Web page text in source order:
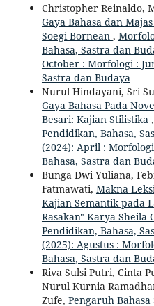
Christopher Reinaldo,
Gaya Bahasa dan
Soegi Bornean ,
Bahasa, Sastra dan
October : Morfologi :
Sastra dan Budaya
Nurul Hindayani, Sri
Gaya Bahasa Pada
Besari: Kajian Stilistika ,
Pendidikan, Bahasa,
(2024): April :
Bahasa, Sastra dan
Bunga Dwi Yuliana,
Fatmawati, Makna
Kajian Semantik pada
Rasakan" Karya Sheila
Pendidikan, Bahasa,
(2025): Agustus :
Bahasa, Sastra dan
Riva Sulsi Putri, Cinta
Nurul Kurnia
Zufe, Pengaruh